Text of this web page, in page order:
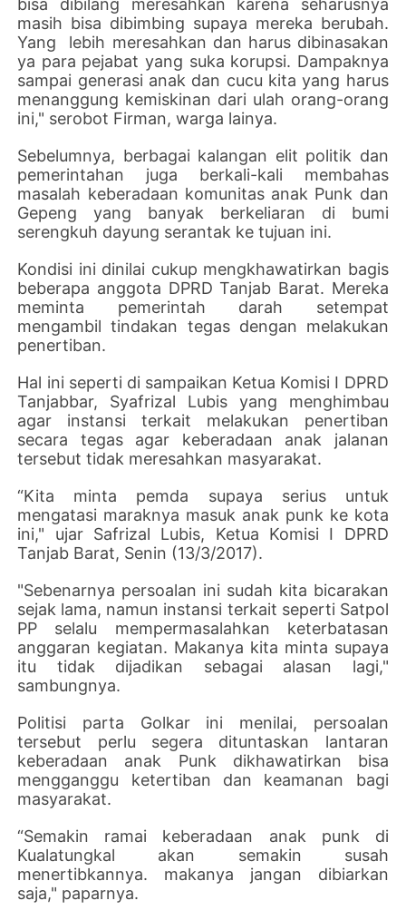
bisa dibilang meresahkan karena seharusnya
masih bisa dibimbing supaya mereka berubah.
Yang lebih meresahkan dan harus dibinasakan
ya para pejabat yang suka korupsi. Dampaknya
sampai generasi anak dan cucu kita yang harus
menanggung kemiskinan dari ulah orang-orang
ini," serobot Firman, warga lainya.
Sebelumnya, berbagai kalangan elit politik dan
pemerintahan juga berkali-kali membahas
masalah keberadaan komunitas anak Punk dan
Gepeng yang banyak berkeliaran di bumi
serengkuh dayung serantak ke tujuan ini.
Kondisi ini dinilai cukup mengkhawatirkan bagis
beberapa anggota DPRD Tanjab Barat. Mereka
meminta pemerintah darah setempat
mengambil tindakan tegas dengan melakukan
penertiban.
Hal ini seperti di sampaikan Ketua Komisi I DPRD
Tanjabbar, Syafrizal Lubis yang menghimbau
agar instansi terkait melakukan penertiban
secara tegas agar keberadaan anak jalanan
tersebut tidak meresahkan masyarakat.
“Kita minta pemda supaya serius untuk
mengatasi maraknya masuk anak punk ke kota
ini," ujar Safrizal Lubis, Ketua Komisi I DPRD
Tanjab Barat, Senin (13/3/2017).
"Sebenarnya persoalan ini sudah kita bicarakan
sejak lama, namun instansi terkait seperti Satpol
PP selalu mempermasalahkan keterbatasan
anggaran kegiatan. Makanya kita minta supaya
itu tidak dijadikan sebagai alasan lagi,"
sambungnya.
Politisi parta Golkar ini menilai, persoalan
tersebut perlu segera dituntaskan lantaran
keberadaan anak Punk dikhawatirkan bisa
mengganggu ketertiban dan keamanan bagi
masyarakat.
“Semakin ramai keberadaan anak punk di
Kualatungkal akan semakin susah
menertibkannya. makanya jangan dibiarkan
saja," paparnya.